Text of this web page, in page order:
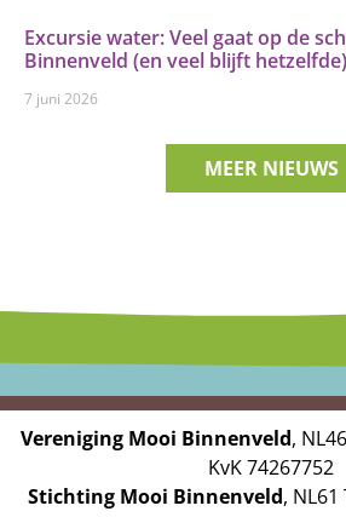
Excursie water: Veel gaat op de
Binnenveld (en veel blijft hetzelfde)
7 juni 2026
MEER NIEUWS
Vereniging Mooi Binnenveld,
KvK 74267752
Stichting Mooi Binnenveld, NL61